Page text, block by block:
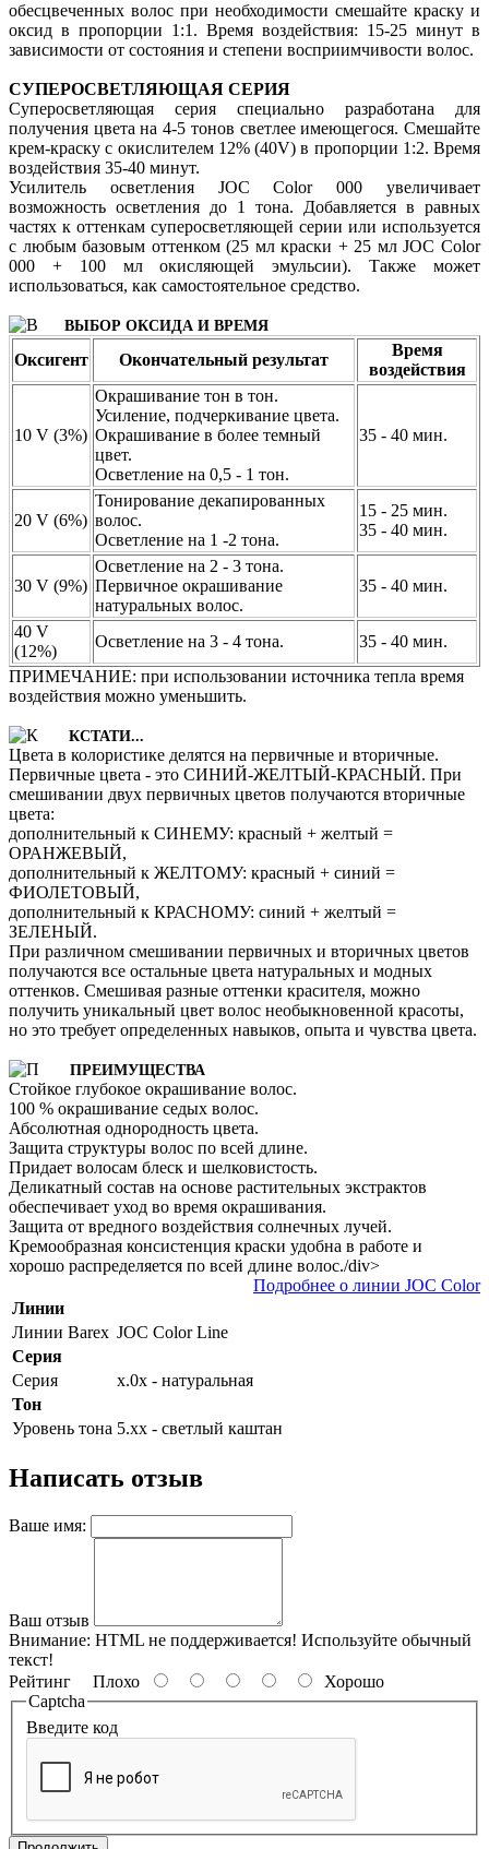
обесцвеченных волос при необходимости смешайте краску и
оксид в пропорции 1:1. Время воздействия: 15-25 минут в
зависимости от состояния и степени восприимчивости волос.
СУПЕРОСВЕТЛЯЮЩАЯ СЕРИЯ
Суперосветляющая серия специально разработана для
получения цвета на 4-5 тонов светлее имеющегося. Смешайте
крем-краску с окислителем 12% (40V) в пропорции 1:2. Время
воздействия 35-40 минут.
Усилитель осветления JOC Color 000 увеличивает
возможность осветления до 1 тона. Добавляется в равных
частях к оттенкам суперосветляющей серии или используется
с любым базовым оттенком (25 мл краски + 25 мл JOC Color
000 + 100 мл окисляющей эмульсии). Также может
использоваться, как самостоятельное средство.
ВЫБОР ОКСИДА И ВРЕМЯ
Оксигент Окончательный результат
Время
воздействия
10 V (3%)
Окрашивание тон в тон.
Усиление, подчеркивание цвета.
Окрашивание в более темный
цвет.
Осветление на 0,5 - 1 тон.
35 - 40 мин.
20 V (6%)
Тонирование декапированных
волос.
Осветление на 1 -2 тона.
15 - 25 мин.
35 - 40 мин.
30 V (9%)
Осветление на 2 - 3 тона.
Первичное окрашивание
натуральных волос.
35 - 40 мин.
40 V
(12%)
Осветление на 3 - 4 тона.
35 - 40 мин.
ПРИМЕЧАНИЕ: при использовании источника тепла время
воздействия можно уменьшить.
КСТАТИ...
Цвета в колористике делятся на первичные и вторичные.
Первичные цвета - это СИНИЙ-ЖЕЛТЫЙ-КРАСНЫЙ. При
смешивании двух первичных цветов получаются вторичные
цвета:
дополнительный к СИНЕМУ: красный + желтый =
ОРАНЖЕВЫЙ,
дополнительный к ЖЕЛТОМУ: красный + синий =
ФИОЛЕТОВЫЙ,
дополнительный к КРАСНОМУ: синий + желтый =
ЗЕЛЕНЫЙ.
При различном смешивании первичных и вторичных цветов
получаются все остальные цвета натуральных и модных
оттенков. Смешивая разные оттенки красителя, можно
получить уникальный цвет волос необыкновенной красоты,
но это требует определенных навыков, опыта и чувства цвета.
ПРЕИМУЩЕСТВА
Стойкое глубокое окрашивание волос.
100 % окрашивание седых волос.
Абсолютная однородность цвета.
Защита структуры волос по всей длине.
Придает волосам блеск и шелковистость.
Деликатный состав на основе растительных экстрактов
обеспечивает уход во время окрашивания.
Защита от вредного воздействия солнечных лучей.
Кремообразная консистенция краски удобна в работе и
хорошо распределяется по всей длине волос./div>
Подробнее о линии JOC Color
Линии
Линии Barex JOC Color Line
Серия
Серия
х.0х - натуральная
Тон
Уровень тона 5.хх - светлый каштан
Написать отзыв
Ваше имя:
Ваш отзыв
Внимание: HTML не поддерживается! Используйте обычный
текст!
Рейтинг Плохо
Хорошо
Captcha
Введите код